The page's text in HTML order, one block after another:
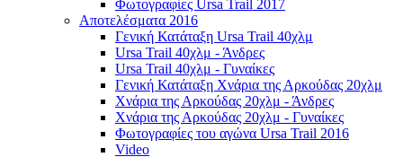
Φωτογραφίες Ursa Trail 2017
Αποτελέσματα 2016
Γενική Κατάταξη Ursa Trail 40χλμ
Ursa Trail 40χλμ - Άνδρες
Ursa Trail 40χλμ - Γυναίκες
Γενική Κατάταξη Χνάρια της Αρκούδας 20χλμ
Χνάρια της Αρκούδας 20χλμ - Άνδρες
Χνάρια της Αρκούδας 20χλμ - Γυναίκες
Φωτογραφίες του αγώνα Ursa Trail 2016
Video